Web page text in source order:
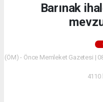
Barınak
(ÖM) - Önce Memleket Gazetesi |
4110